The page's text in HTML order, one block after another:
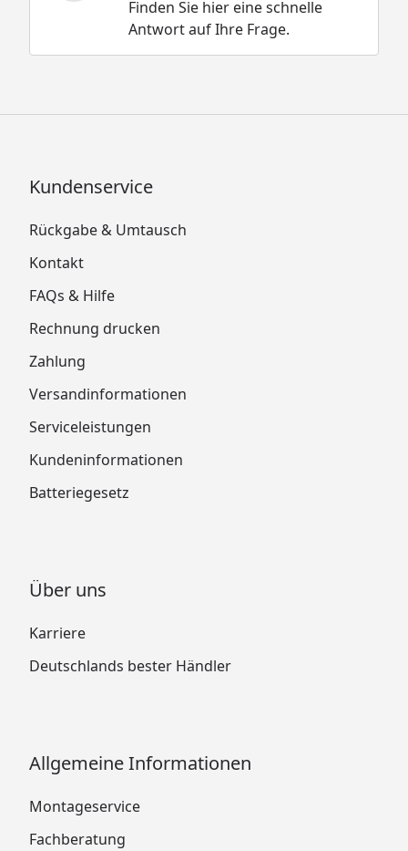
Finden Sie hier eine schnelle
Antwort auf Ihre Frage.
Kundenservice
Rückgabe & Umtausch
Kontakt
FAQs & Hilfe
Rechnung drucken
Zahlung
Versandinformationen
Serviceleistungen
Kundeninformationen
Batteriegesetz
Über uns
Karriere
Deutschlands bester Händler
Allgemeine Informationen
Montageservice
Fachberatung